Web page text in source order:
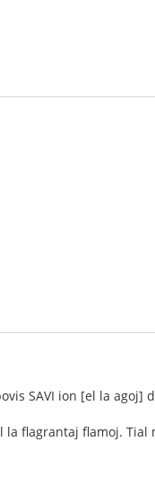
SAVI ion [el la agoj]
flagrantaj flamoj. Tial